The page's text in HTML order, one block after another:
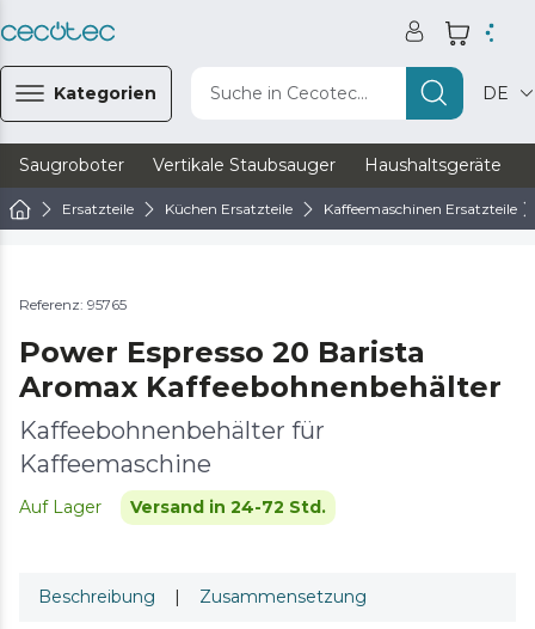
Kategorien Suche in Cecotec... DE
Saugroboter Vertikale Staubsauger Haushaltsgeräte
Ersatzteile Küchen Ersatzteile Kaffeemaschinen Ersatzteile
Referenz: 95765
Power Espresso 20 Barista
Aromax Kaffeebohnenbehälter
Kaffeebohnenbehälter für
Kaffeemaschine
Auf Lager Versand in 24-72 Std.
Beschreibung | Zusammensetzung